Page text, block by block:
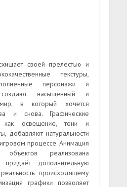
своей прелестью и
текстуры,
персонажи и
насыщенный и
в который хочется
и снова. Графические
как освещение, тени и
добавляют натуральности
процессе. Анимация
реализована
придаёт дополнительную
происходящему
графики позволяет